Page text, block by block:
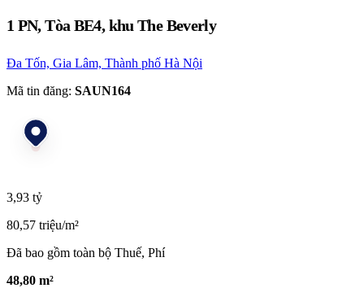
1 PN, Tòa BE4, khu The Beverly
Đa Tốn, Gia Lâm, Thành phố Hà Nội
Mã tin đăng: SAUN164
3,93 tỷ
80,57 triệu/m²
Đã bao gồm toàn bộ Thuế, Phí
48,80 m²